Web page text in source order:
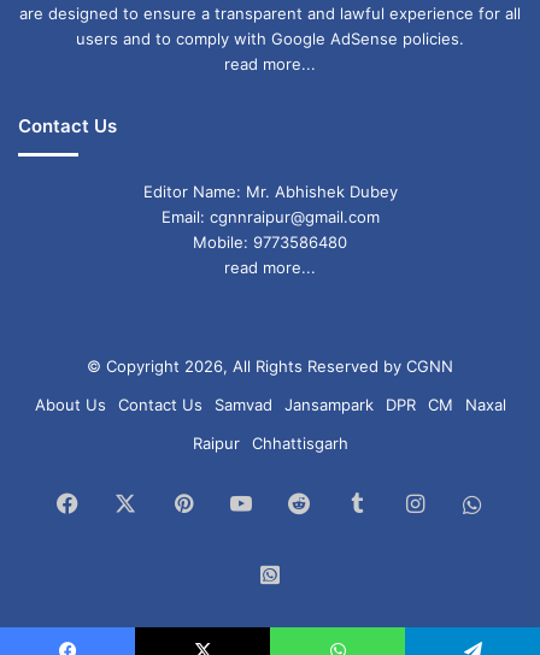
are designed to ensure a transparent and lawful experience for all
users and to comply with Google AdSense policies.
read more...
Contact Us
Editor Name: Mr. Abhishek Dubey
Email: cgnnraipur@gmail.com
Mobile: 9773586480
read more...
© Copyright 2026, All Rights Reserved by CGNN
About Us
Contact Us Samvad Jansampark DPR CM
Naxal
Raipur
Chhattisgarh
Facebook PinterestYouTubeReddit TumblrInstagram
Group